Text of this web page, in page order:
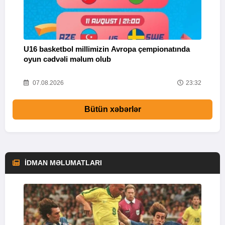
U16 basketbol millimizin Avropa çempionatında
oyun cədvəli məlum olub
07.08.2026 23:32
Bütün xəbərlər
İDMAN MƏLUMATLARI